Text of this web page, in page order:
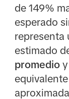
de 149%
esperado
representa
estimado
promedioy